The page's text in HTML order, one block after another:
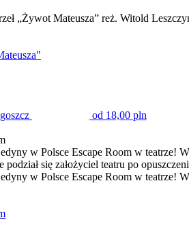
„Żywot Mateusza” reż. Witold
od 18,00 pln
w Polsce Escape Room w teatrze!
się założyciel teatru po
w Polsce Escape Room w teatrze!